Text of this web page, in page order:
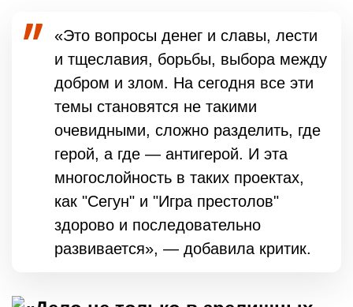
«Это вопросы денег и славы, лести
и тщеславия, борьбы, выбора между
добром и злом. На сегодня все эти
темы становятся не такими
очевидными, сложно разделить, где
герой, а где — антигерой. И эта
многослойность в таких проектах,
как "Сегун" и "Игра престолов"
здорово и последовательно
развивается», — добавила критик.